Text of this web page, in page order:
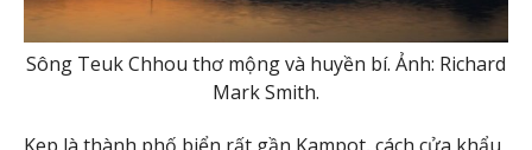
Sông Teuk Chhou thơ mộng và huyền bí. Ảnh: Richard
Mark Smith.